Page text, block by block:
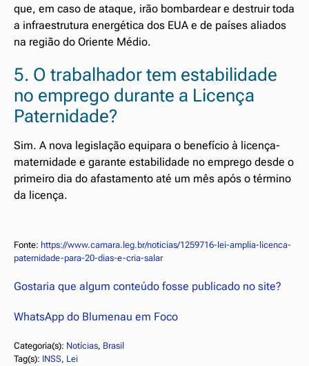
que, em caso de ataque, irão bombardear e destruir toda
a infraestrutura energética dos EUA e de países aliados
na região do Oriente Médio.
5. O trabalhador tem estabilidade
no emprego durante a Licença
Paternidade?
Sim. A nova legislação equipara o benefício à licença-
maternidade e garante estabilidade no emprego desde o
primeiro dia do afastamento até um mês após o término
da licença.
Fonte: https://www.camara.leg.br/noticias/1259716-lei-amplia-licenca-
paternidade-para-20-dias-e-cria-salar
Gostaria que algum conteúdo fosse publicado no site?
WhatsApp do Blumenau em Foco
Categoria(s): Notícias, Brasil
Tag(s): INSS, Lei